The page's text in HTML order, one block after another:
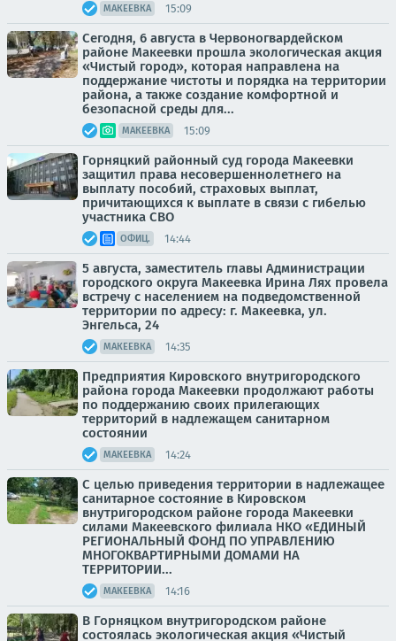
МАКЕЕВКА 15:09
Сегодня, 6 августа в Червоногвардейском
районе Макеевки прошла экологическая акция
«Чистый город», которая направлена на
поддержание чистоты и порядка на территории
района, а также создание комфортной и
безопасной среды для...
МАКЕЕВКА 15:09
Горняцкий районный суд города Макеевки
защитил права несовершеннолетнего на
выплату пособий, страховых выплат,
причитающихся к выплате в связи с гибелью
участника СВО
ОФИЦ. 14:44
5 августа, заместитель главы Администрации
городского округа Макеевка Ирина Лях провела
встречу с населением на подведомственной
территории по адресу: г. Макеевка, ул.
Энгельса, 24
МАКЕЕВКА 14:35
Предприятия Кировского внутригородского
района города Макеевки продолжают работы
по поддержанию своих прилегающих
территорий в надлежащем санитарном
состоянии
МАКЕЕВКА 14:24
С целью приведения территории в надлежащее
санитарное состояние в Кировском
внутригородском районе города Макеевки
силами Макеевского филиала НКО «ЕДИНЫЙ
РЕГИОНАЛЬНЫЙ ФОНД ПО УПРАВЛЕНИЮ
МНОГОКВАРТИРНЫМИ ДОМАМИ НА
ТЕРРИТОРИИ...
МАКЕЕВКА 14:16
В Горняцком внутригородском районе
состоялась экологическая акция «Чистый